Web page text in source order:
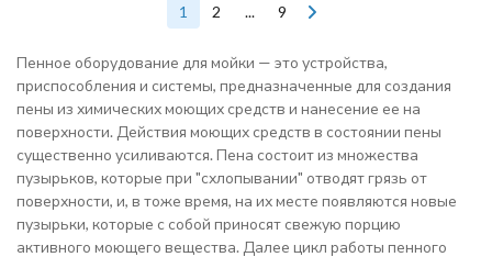
1 2 ... 9
Пенное оборудование для мойки — это устройства,
приспособления и системы, предназначенные для создания
пены из химических моющих средств и нанесение ее на
поверхности. Действия моющих средств в состоянии пены
существенно усиливаются. Пена состоит из множества
пузырьков, которые при "схлопывании" отводят грязь от
поверхности, и, в тоже время, на их месте появляются новые
пузырьки, которые с собой приносят свежую порцию
активного моющего вещества. Далее цикл работы пенного